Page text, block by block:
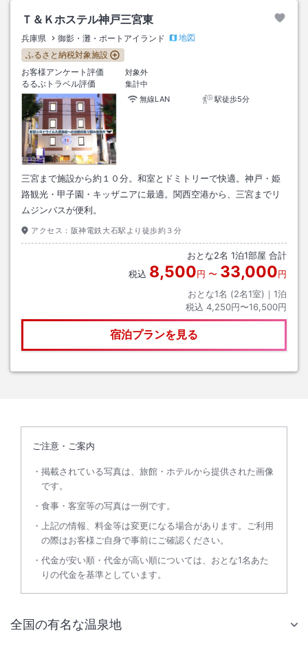
Ｔ＆Ｋホステル神戸三宮東
兵庫県 御影・灘・ポートアイランド
地図
ふるさと納税対象施設
お客様アンケート評価
対象外
るるぶトラベル評価
集計中
無線LAN
駅徒歩5分
三宮まで施設から約１０分。和室とドミトリーで快適。神戸・姫
路観光・甲子園・キッザニアに最適。関西空港から、三宮までリ
ムジンバスが便利。
アクセス： 阪神電鉄大石駅より徒歩約３分
おとな2名 1泊1部屋 合計
税込 8,500円 〜 33,000円
おとな1名 (2名1室)｜ 1泊
税込 4,250円〜16,500円
宿泊プランを見る
ご注意・ご案内
掲載されている写真は、旅館・ホテルから提供された画像
です。
食事・客室等の写真は一例です。
上記の情報、料金等は変更になる場合があります。ご利用
の際はお客様ご自身で事前にご確認ください。
代金が安い順・代金が高い順については、おとな1名あた
りの代金を基準としています。
全国の有名な温泉地